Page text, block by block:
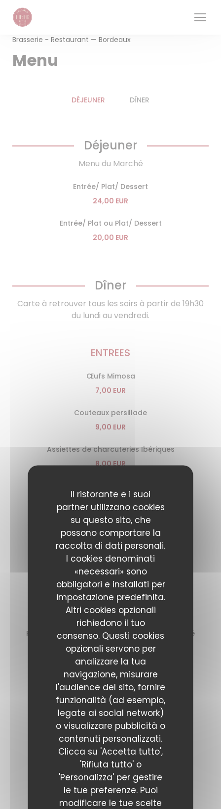
Personalizzazione delle tue scelte sui cookie
Il ristorante e i suoi
partner utilizzano cookies
su questo sito, che
possono comportare la
raccolta di dati personali.
I cookies denominati
«necessari» sono
obbligatori e installati per
impostazione predefinita.
Altri cookies opzionali
richiedono il tuo
consenso. Questi cookies
opzionali servono per
analizzare la tua
navigazione, misurare
l'audience del sito, fornire
funzionalità (ad esempio,
legate ai social network)
o visualizzare pubblicità o
contenuti personalizzati.
Clicca su 'Accetta tutto',
'Rifiuta tutto' o
'Personalizza' per gestire
le tue preferenze. Puoi
modificare le tue scelte
Brasserie - Restaurant — Bordeaux
Menu
DÉJEUNER DÎNER
Déjeuner
Menu du Marché
Entrée/ Plat/ Dessert
24,00 EUR
Entrée/ Plat ou Plat/ Dessert
20,00 EUR
Dîner
Carte à retrouver tous les soirs à partir de 19h30
du lundi au vendredi.
ENTREES
Œufs Mimosa
7,00 EUR
Couteaux persillade
9,00 EUR
Assiettes de charcuteries Ibériques
8,00 EUR
6,00 EUR
Terrine de campagne maison Liber & pickles
9,00 EUR
Foie gras mi-cuit, chutney pomme/butternut
13,00 EUR
PLATS
Poulet Jaune et carottes des Landes, jus truffé
24,00 EUR
Mac’n cheese, boeuf confit
19,00 EUR
Echine de cochon braisé croustillante
22,00 EUR
Cuisse de canard confite, frites maison
24,00 EUR
Pêche du jour, légumes d'un pot au feu
23,00 EUR